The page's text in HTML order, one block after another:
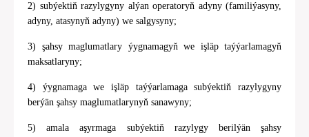
2) subýektiň razylygyny alýan operatoryň adyny (familiýasyny,
adyny, atasynyň adyny) we salgysyny;
3) şahsy maglumatlary ýygnamagyň we işläp taýýarlamagyň
maksatlaryny;
4) ýygnamaga we işläp taýýarlamaga subýektiň razylygyny
berýän şahsy maglumatlarynyň sanawyny;
5) amala aşyrmaga subýektiň razylygy berilýän şahsy